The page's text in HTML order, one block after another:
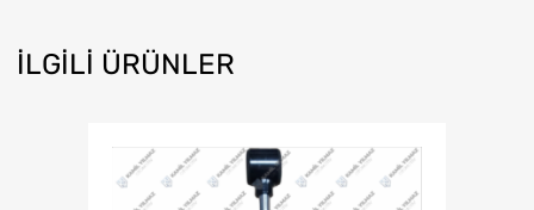
İLGILI ÜRÜNLER